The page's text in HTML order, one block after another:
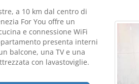
a 10 km dal centro di
For You offre un
e connessione WiFi
presenta interni
balcone, una TV e una
con lavastoviglie.